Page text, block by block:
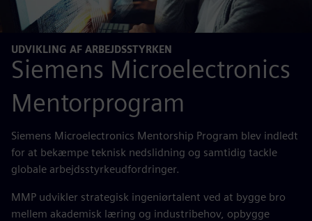
UDVIKLING AF ARBEJDSSTYRKEN
Siemens Microelectronics
Mentorprogram
Siemens Microelectronics Mentorship Program blev indledt
for at bekæmpe teknisk nedslidning og samtidig tackle
globale arbejdsstyrkeudfordringer.
MMP udvikler strategisk ingeniørtalent ved at bygge bro
mellem akademisk læring og industribehov, opbygge